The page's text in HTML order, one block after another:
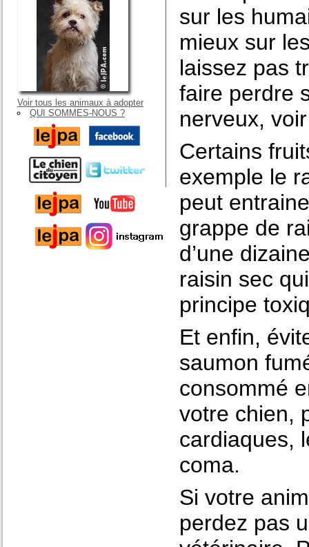
Voir tous les animaux à adopter
QUI SOMMES-NOUS ?
sur les
mieux sur
laissez pas
faire perdre
nerveux,
Certains
exemple le
peut
grappe de
d’une
raisin sec
principe
Et enfin,
saumon
consommé
votre chien,
cardiaques,
coma.
Si votre
perdez pas